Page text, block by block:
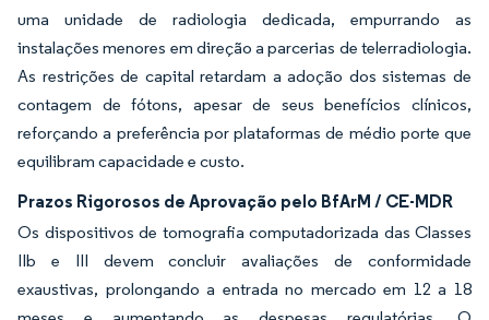
uma unidade de radiologia dedicada, empurrando as
instalações menores em direção a parcerias de telerradiologia.
As restrições de capital retardam a adoção dos sistemas de
contagem de fótons, apesar de seus benefícios clínicos,
reforçando a preferência por plataformas de médio porte que
equilibram capacidade e custo.
Prazos Rigorosos de Aprovação pelo BfArM / CE-MDR
Os dispositivos de tomografia computadorizada das Classes
IIb e III devem concluir avaliações de conformidade
exaustivas, prolongando a entrada no mercado em 12 a 18